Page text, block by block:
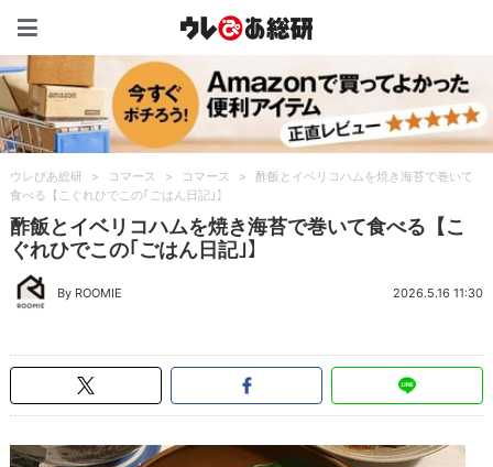
ウレぴあ総研 > コマース > コマース >
酢飯とイベリコハムを焼き海苔で巻いて
食べる【こぐれひでこの｢ごはん日記｣】
酢飯とイベリコハムを焼き海苔で巻いて食べる【こ
ぐれひでこの｢ごはん日記｣】
By ROOMIE 2026.5.16 11:30